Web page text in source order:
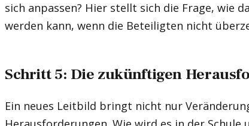
sich anpassen? Hier stellt sich die Frage, wie
werden kann, wenn die Beteiligten nicht
Schritt 5: Die zukünftigen
Ein neues Leitbild bringt nicht nur